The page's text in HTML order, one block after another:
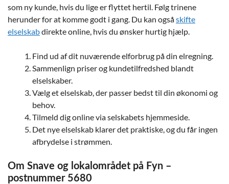
som ny kunde, hvis du lige er flyttet hertil. Følg trinene
herunder for at komme godt i gang. Du kan ogsåskifte
elselskabdirekte online, hvis du ønsker hurtig hjælp.
Find ud af dit nuværende elforbrug på din elregning.
Sammenlign priser og kundetilfredshed blandt
elselskaber.
Vælg et elselskab, der passer bedst til din økonomi og
behov.
Tilmeld dig online via selskabets hjemmeside.
Det nye elselskab klarer det praktiske, og du får ingen
afbrydelse i strømmen.
Om Snave og lokalområdet på Fyn –
postnummer 5680